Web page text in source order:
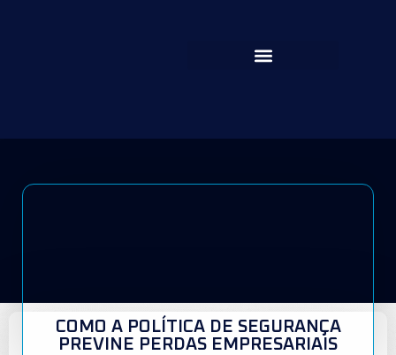
COMO A POLÍTICA DE SEGURANÇA
PREVINE PERDAS EMPRESARIAIS